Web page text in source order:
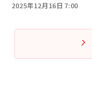
2025年12月16日 7:00